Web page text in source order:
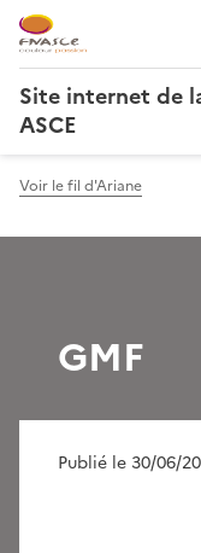
Site internet de
ASCE
Voir le fil d'Ariane
GMF
Publié le 30/06/